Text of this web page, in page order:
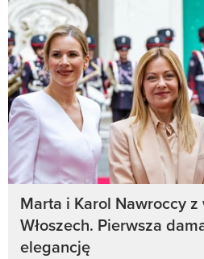
Marta i Karol Nawroccy
Włoszech. Pierwsza
elegancję